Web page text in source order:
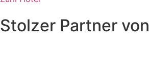
Stolzer Partner von